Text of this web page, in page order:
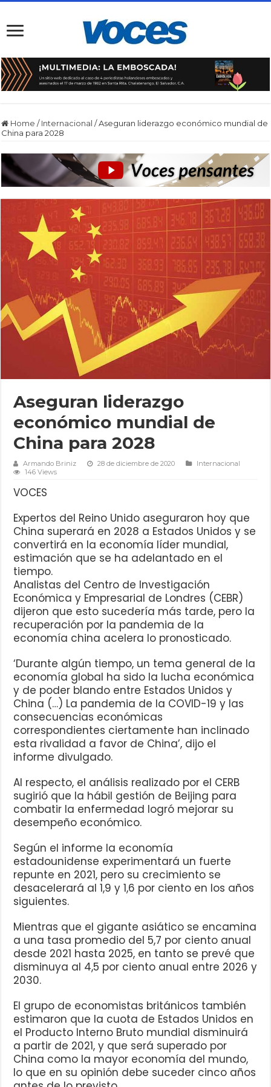
Home / Internacional /Aseguran liderazgo económico mundial de
China para 2028
Aseguran liderazgo
económico mundial de
China para 2028
Armando Briniz 28 de diciembre de 2020
Internacional
146 Views
VOCES
Expertos del Reino Unido aseguraron hoy que
China superará en 2028 a Estados Unidos y se
convertirá en la economía líder mundial,
estimación que se ha adelantado en el
tiempo.
Analistas del Centro de Investigación
Económica y Empresarial de Londres (CEBR)
dijeron que esto sucedería más tarde, pero la
recuperación por la pandemia de la
economía china acelera lo pronosticado.
‘Durante algún tiempo, un tema general de la
economía global ha sido la lucha económica
y de poder blando entre Estados Unidos y
China (…) La pandemia de la COVID-19 y las
consecuencias económicas
correspondientes ciertamente han inclinado
esta rivalidad a favor de China’, dijo el
informe divulgado.
Al respecto, el análisis realizado por el CERB
sugirió que la hábil gestión de Beijing para
combatir la enfermedad logró mejorar su
desempeño económico.
Según el informe la economía
estadounidense experimentará un fuerte
repunte en 2021, pero su crecimiento se
desacelerará al 1,9 y 1,6 por ciento en los años
siguientes.
Mientras que el gigante asiático se encamina
a una tasa promedio del 5,7 por ciento anual
desde 2021 hasta 2025, en tanto se prevé que
disminuya al 4,5 por ciento anual entre 2026 y
2030.
El grupo de economistas británicos también
estimaron que la cuota de Estados Unidos en
el Producto Interno Bruto mundial disminuirá
a partir de 2021, y que será superado por
China como la mayor economía del mundo,
lo que en su opinión debe suceder cinco años